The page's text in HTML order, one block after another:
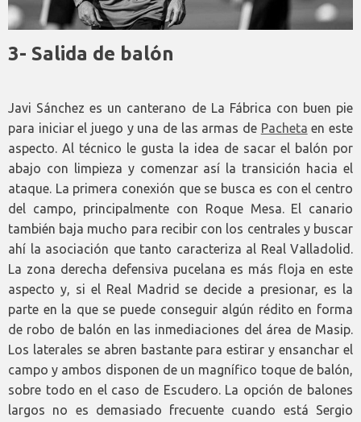
3- Salida de balón
Javi Sánchez es un canterano de La Fábrica con buen pie
para iniciar el juego y una de las armas de Pacheta en este
aspecto. Al técnico le gusta la idea de sacar el balón por
abajo con limpieza y comenzar así la transición hacia el
ataque. La primera conexión que se busca es con el centro
del campo, principalmente con Roque Mesa. El canario
también baja mucho para recibir con los centrales y buscar
ahí la asociación que tanto caracteriza al Real Valladolid.
La zona derecha defensiva pucelana es más floja en este
aspecto y, si el Real Madrid se decide a presionar, es la
parte en la que se puede conseguir algún rédito en forma
de robo de balón en las inmediaciones del área de Masip.
Los laterales se abren bastante para estirar y ensanchar el
campo y ambos disponen de un magnífico toque de balón,
sobre todo en el caso de Escudero. La opción de balones
largos no es demasiado frecuente cuando está Sergio